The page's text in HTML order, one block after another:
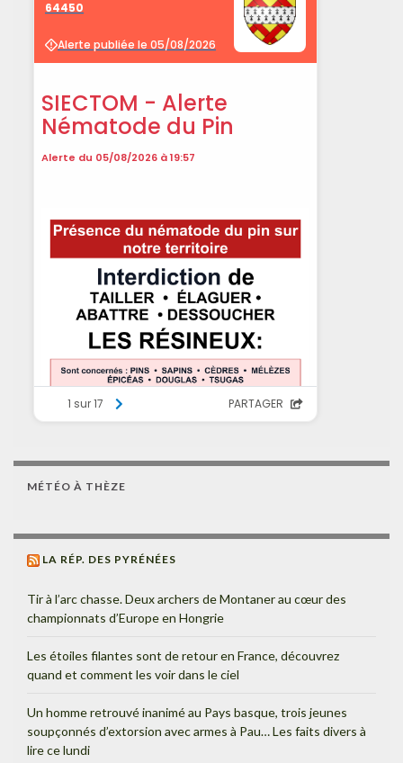
MÉTÉO À THÈZE
LA RÉP. DES PYRÉNÉES
Tir à l’arc chasse. Deux archers de Montaner au cœur des
championnats d’Europe en Hongrie
Les étoiles filantes sont de retour en France, découvrez
quand et comment les voir dans le ciel
Un homme retrouvé inanimé au Pays basque, trois jeunes
soupçonnés d’extorsion avec armes à Pau… Les faits divers à
lire ce lundi